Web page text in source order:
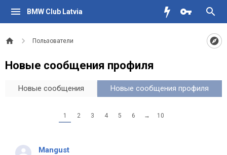
BMW Club Latvia
Пользователи
Новые сообщения профиля
Новые сообщения Новые сообщения профиля
1 2 3 4 5 6 → 10
Mangust